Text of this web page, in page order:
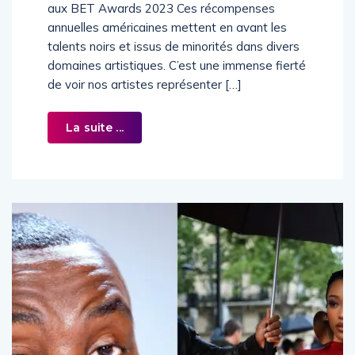
aux BET Awards 2023 Ces récompenses
annuelles américaines mettent en avant les
talents noirs et issus de minorités dans divers
domaines artistiques. C’est une immense fierté
de voir nos artistes représenter […]
La suite ...